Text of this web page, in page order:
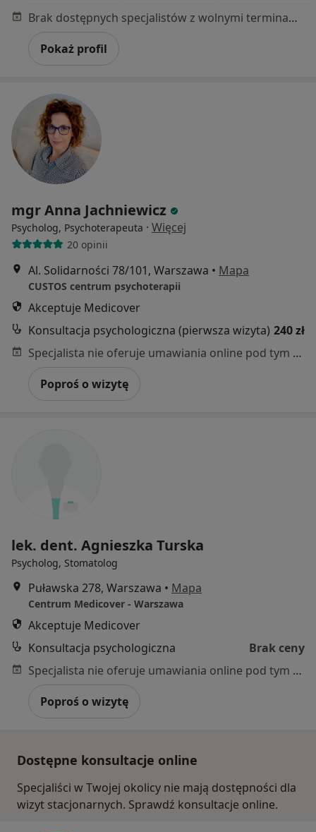
Brak dostępnych specjalistów z wolnymi terminami w tym centrum medycznym.
Pokaż profil
mgr Anna Jachniewicz
Psycholog, Psychoterapeuta · Więcej
20 opinii
Al. Solidarności 78/101, Warszawa • Mapa
CUSTOS centrum psychoterapii
Akceptuje Medicover
Konsultacja psychologiczna (pierwsza wizyta) 240 zł
Specjalista nie oferuje umawiania online pod tym adresem.
Poproś o wizytę
lek. dent. Agnieszka Turska
Psycholog, Stomatolog
Puławska 278, Warszawa • Mapa
Centrum Medicover - Warszawa
Akceptuje Medicover
Konsultacja psychologiczna
Brak ceny
Specjalista nie oferuje umawiania online pod tym adresem.
Poproś o wizytę
Dostępne konsultacje online
Specjaliści w Twojej okolicy nie mają dostępności dla
wizyt stacjonarnych. Sprawdź konsultacje online.